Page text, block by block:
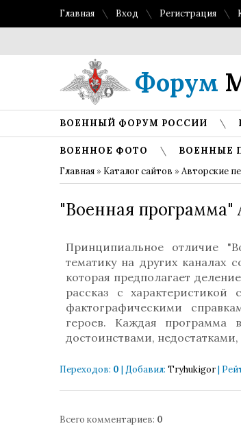
Главная Вход Регистрация
Форум
ВОЕННЫЙ ФОРУМ РОССИИ
ВОЕННОЕ ФОТО ВОЕННЫЕ
Главная » Каталог сайтов »Авторские
"Военная программа"
Принципиальное отличие
тематику на других каналах
которая предполагает
рассказ с
фактографическими
героев. Каждая
достоинствами,
Переходов: 0 | Добавил: Tryhukigor|
Всего комментариев: 0